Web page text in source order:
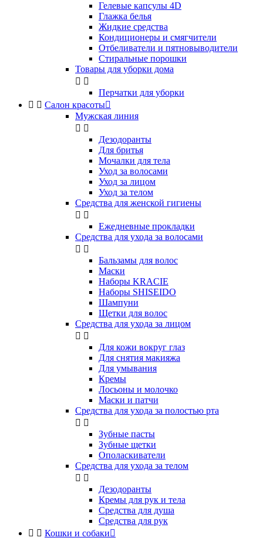
Гелевые капсулы 4D
Глажка белья
Жидкие средства
Кондиционеры и смягчители
Отбеливатели и пятновыводители
Стиральные порошки
Товары для уборки дома
 
Перчатки для уборки
  Салон красоты
Мужская линия
 
Дезодоранты
Для бритья
Мочалки для тела
Уход за волосами
Уход за лицом
Уход за телом
Средства для женской гигиены
 
Ежедневные прокладки
Средства для ухода за волосами
 
Бальзамы для волос
Маски
Наборы KRACIE
Наборы SHISEIDO
Шампуни
Щетки для волос
Средства для ухода за лицом
 
Для кожи вокруг глаз
Для снятия макияжа
Для умывания
Кремы
Лосьоны и молочко
Маски и патчи
Средства для ухода за полостью рта
 
Зубные пасты
Зубные щетки
Ополаскиватели
Средства для ухода за телом
 
Дезодоранты
Кремы для рук и тела
Средства для душа
Средства для рук
  Кошки и собаки